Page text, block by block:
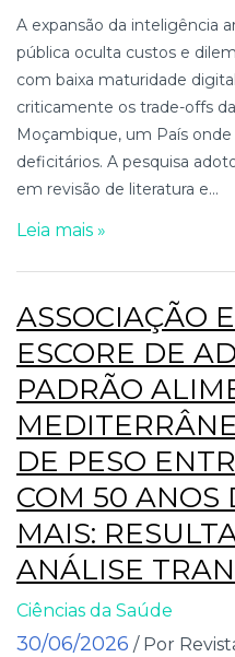
A expansão da inteligência
pública oculta custos e
com baixa maturidade
criticamente os trade-offs
Moçambique, um País onde
deficitários. A pesquisa
em revisão de literatura e...
Leia mais »
ASSOCIAÇÃO
ESCORE DE
PADRÃO
DE PESO
COM 50 ANOS
MAIS:
ANÁLISE
Ciências da Saúde
30/06/2026 / Por